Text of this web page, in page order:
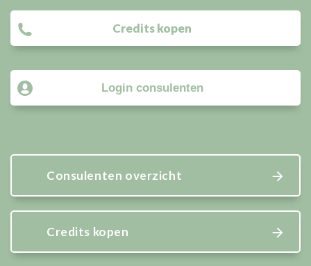
Credits kopen
Login consulenten
Consulenten overzicht
Credits kopen